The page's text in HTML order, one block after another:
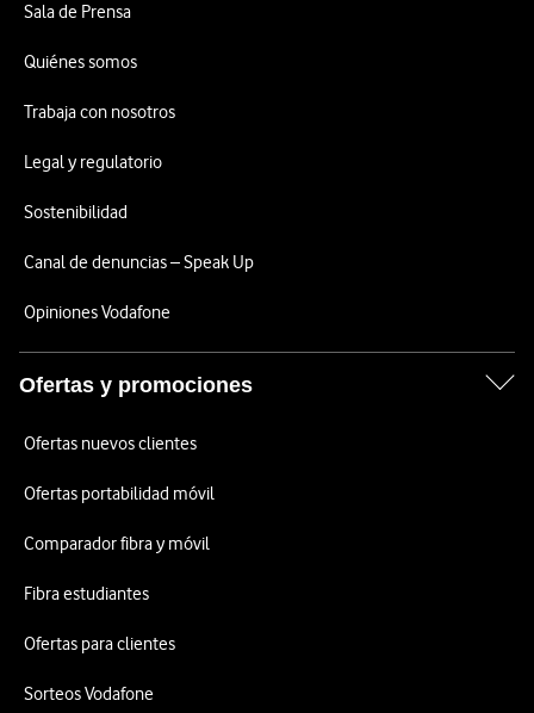
Sala de Prensa
Quiénes somos
Trabaja con nosotros
Legal y regulatorio
Sostenibilidad
Canal de denuncias – Speak Up
Opiniones Vodafone
Ofertas y promociones
Ofertas nuevos clientes
Ofertas portabilidad móvil
Comparador fibra y móvil
Fibra estudiantes
Ofertas para clientes
Sorteos Vodafone